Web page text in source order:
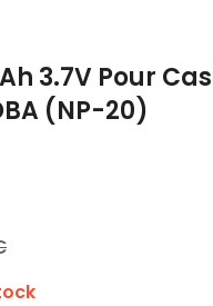
3.7V Pour
(NP-20)